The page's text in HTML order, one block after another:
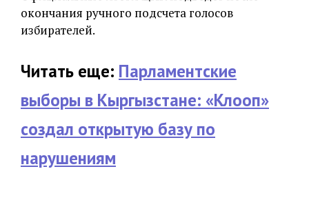
окончания ручного подсчета голосов
избирателей.
Читать еще: Парламентские
выборы в Кыргызстане: «Клооп»
создал открытую базу по
нарушениям